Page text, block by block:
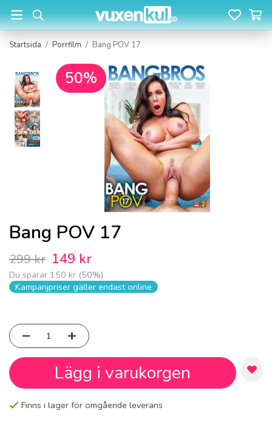
Startsida / Porrfilm / Bang POV 17
50%
Bang POV 17
299 kr 149 kr
Du sparar 150 kr (50%)
Kampanjpriser gäller endast online
Lägg i varukorgen
Finns i lager för omgående leverans